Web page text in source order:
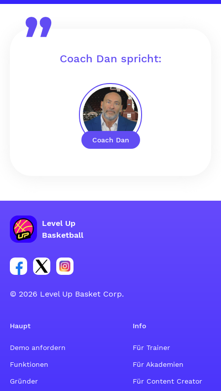
Coach Dan
Coach Dan spricht:
Level Up
Basketball
Link zur Facebook-Gruppe
Link zum Tweeter-Account
Link zum Instagram-Account
© 2026 Level Up Basket Corp.
Haupt
Demo anfordern
Funktionen
Gründer
Info
Für Trainer
Für Akademien
Für Content Creator